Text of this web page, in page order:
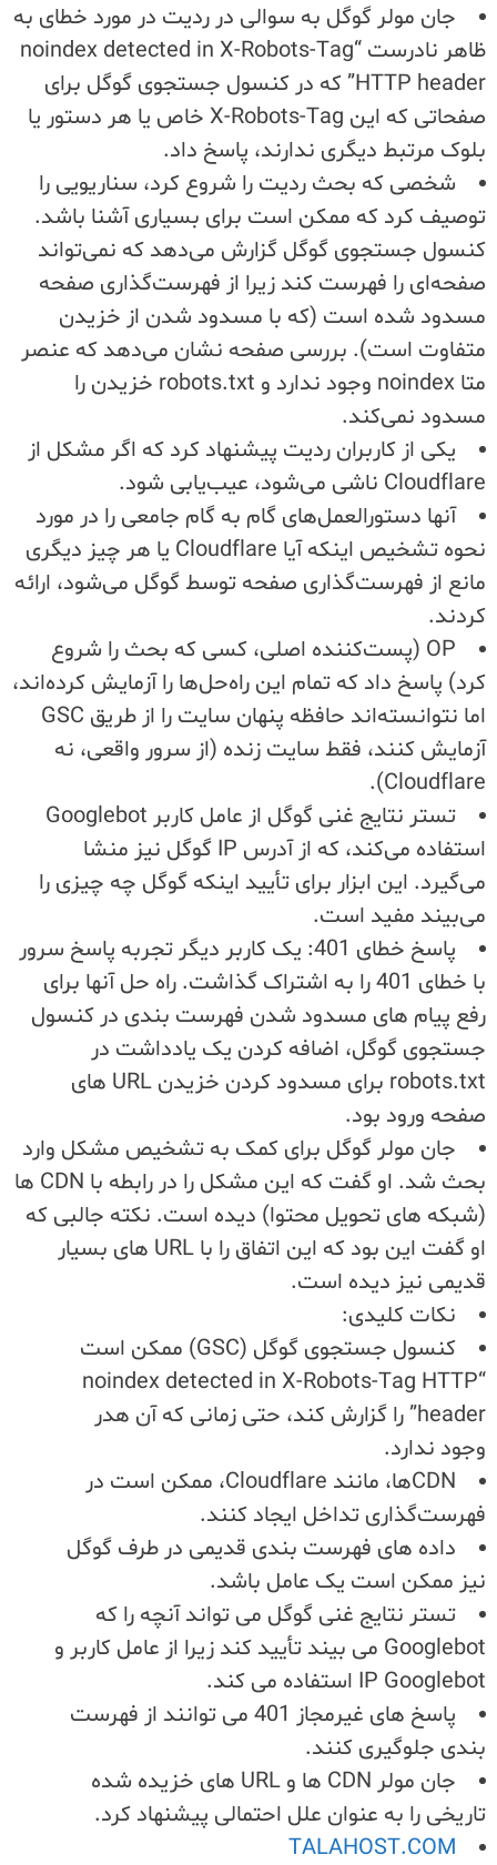
جان مولر گوگل به سوالی در ردیت در مورد خطای به
ظاهر نادرست “noindex detected in X-Robots-Tag
HTTP header” که در کنسول جستجوی گوگل برای
صفحاتی که این X-Robots-Tag خاص یا هر دستور یا
بلوک مرتبط دیگری ندارند، پاسخ داد.
شخصی که بحث ردیت را شروع کرد، سناریویی را
توصیف کرد که ممکن است برای بسیاری آشنا باشد.
کنسول جستجوی گوگل گزارش می‌دهد که نمی‌تواند
صفحه‌ای را فهرست کند زیرا از فهرست‌گذاری صفحه
مسدود شده است (که با مسدود شدن از خزیدن
متفاوت است). بررسی صفحه نشان می‌دهد که عنصر
متا noindex وجود ندارد و robots.txt خزیدن را
مسدود نمی‌کند.
یکی از کاربران ردیت پیشنهاد کرد که اگر مشکل از
Cloudflare ناشی می‌شود، عیب‌یابی شود.
آنها دستورالعمل‌های گام به گام جامعی را در مورد
نحوه تشخیص اینکه آیا Cloudflare یا هر چیز دیگری
مانع از فهرست‌گذاری صفحه توسط گوگل می‌شود، ارائه
کردند.
OP (پست‌کننده اصلی، کسی که بحث را شروع
کرد) پاسخ داد که تمام این راه‌حل‌ها را آزمایش کرده‌اند،
اما نتوانسته‌اند حافظه پنهان سایت را از طریق GSC
آزمایش کنند، فقط سایت زنده (از سرور واقعی، نه
Cloudflare).
تستر نتایج غنی گوگل از عامل کاربر Googlebot
استفاده می‌کند، که از آدرس IP گوگل نیز منشا
می‌گیرد. این ابزار برای تأیید اینکه گوگل چه چیزی را
می‌بیند مفید است.
پاسخ خطای 401: یک کاربر دیگر تجربه پاسخ سرور
با خطای 401 را به اشتراک گذاشت. راه حل آنها برای
رفع پیام های مسدود شدن فهرست بندی در کنسول
جستجوی گوگل، اضافه کردن یک یادداشت در
robots.txt برای مسدود کردن خزیدن URL های
صفحه ورود بود.
جان مولر گوگل برای کمک به تشخیص مشکل وارد
بحث شد. او گفت که این مشکل را در رابطه با CDN ها
(شبکه های تحویل محتوا) دیده است. نکته جالبی که
او گفت این بود که این اتفاق را با URL های بسیار
قدیمی نیز دیده است.
نکات کلیدی:
کنسول جستجوی گوگل (GSC) ممکن است
“noindex detected in X-Robots-Tag HTTP
header” را گزارش کند، حتی زمانی که آن هدر
وجود ندارد.
CDNها، مانند Cloudflare، ممکن است در
فهرست‌گذاری تداخل ایجاد کنند.
داده های فهرست بندی قدیمی در طرف گوگل
نیز ممکن است یک عامل باشد.
تستر نتایج غنی گوگل می تواند آنچه را که
Googlebot می بیند تأیید کند زیرا از عامل کاربر و
IP Googlebot استفاده می کند.
پاسخ های غیرمجاز 401 می توانند از فهرست
بندی جلوگیری کنند.
جان مولر CDN ها و URL های خزیده شده
تاریخی را به عنوان علل احتمالی پیشنهاد کرد.
TALAHOST.COM